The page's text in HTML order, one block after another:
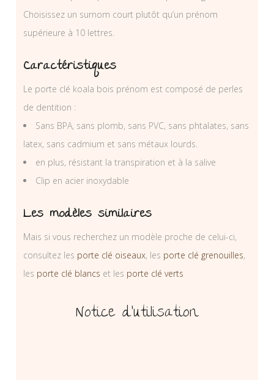
Choisissez un surnom court plutôt qu’un prénom
supérieure à 10 lettres.
Caractéristiques
Le porte clé koala bois prénom est composé de perles
de dentition :
Sans BPA, sans plomb, sans PVC, sans phtalates, sans
latex, sans cadmium et sans métaux lourds.
en plus, résistant la transpiration et à la salive
Clip en acier inoxydable
Les modèles similaires
Mais si vous recherchez un modèle proche de celui-ci,
consultez les porte clé oiseaux, les porte clé grenouilles,
les porte clé blancs et les porte clé verts
Notice d’utilisation